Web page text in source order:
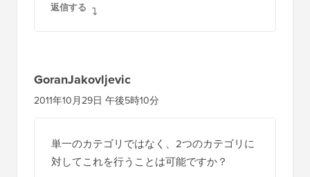
返信する
GoranJakovljevic
2011年10月29日 午後5時10分
単一のカテゴリではなく、2つのカテゴリに
対してこれを行うことは可能ですか？